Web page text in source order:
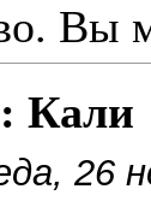
Вы
Кали
26